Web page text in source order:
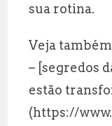
sua rotina.
Veja
– [segredos
estão
(https://